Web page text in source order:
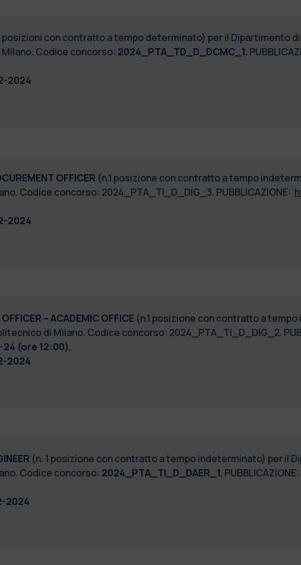
posizioni con contratto a tempo determinato) per il Dipartimento
Codice concorso: 2024_PTA_TD_D_DCMC_1.
2024
OFFICER (n.1 posizione con contratto a tempo
Codice concorso: 2024_PTA_TI_D_DIG_3. PUBBLICAZIONE:
2024
– ACADEMIC OFFICE (n.1 posizione con contratto a
di Milano. Codice concorso: 2024_PTA_TI_D_DIG_2.
(ore 12:00).
2024
(n. 1 posizione con contratto a tempo indeterminato) per il
Codice concorso: 2024_PTA_TI_D_DAER_1. PUBBLICAZIONE:
2024